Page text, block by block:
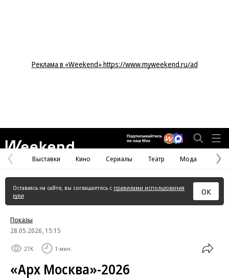
Реклама в «Weekend» https://www.myweekend.ru/ad
Предыдущая
страница
Выставки Кино Сериалы Театр Мода
Оставаясь на сайте, вы соглашаетесь с правилами использования
куки
ОК
Показы
28.05.2026, 15:15
27K 1 мин.
«Арх Москва»-2026